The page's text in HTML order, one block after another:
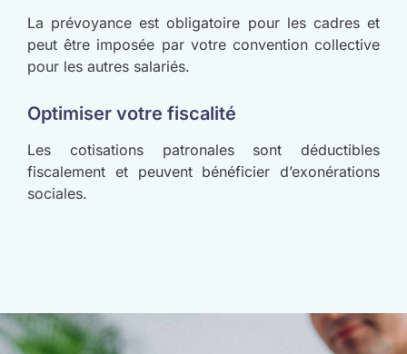
La prévoyance est obligatoire pour les cadres et
peut être imposée par votre convention collective
pour les autres salariés.
Optimiser votre fiscalité
Les cotisations patronales sont déductibles
fiscalement et peuvent bénéficier d’exonérations
sociales.